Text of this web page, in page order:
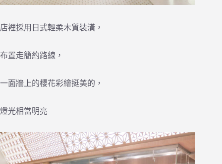
店裡採用日式輕柔木質裝潢，
布置走簡約路線，
一面牆上的櫻花彩繪挺美的，
燈光相當明亮